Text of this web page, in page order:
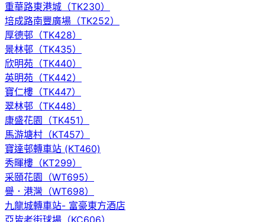
重華路東港城（TK230）
培成路南豐廣場（TK252）
厚德邨（TK428）
景林邨（TK435）
欣明苑（TK440）
英明苑（TK442）
寶仁樓（TK447）
翠林邨（TK448）
康盛花園（TK451）
馬游塘村（KT457）
寶達邨轉車站 (KT460)
秀暉樓（KT299）
采頤花園（WT695）
譽．港灣（WT698）
九龍城轉車站- 富豪東方酒店